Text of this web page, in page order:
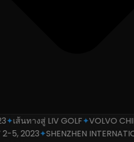
เส้นทางสู่ LIV GOLF✦VOLVO
2023✦SHENZHEN